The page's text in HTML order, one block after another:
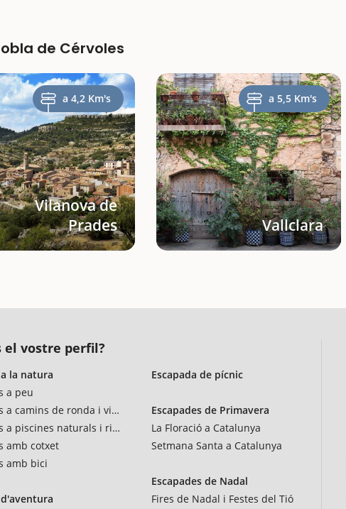
de Cérvoles
a 4,2 Km's
Vilanova de
Prades
a 5,5 Km's
Vallclara
el vostre perfil?
la natura
a peu
a camins de ronda i vies verdes
a piscines naturals i rius
amb cotxet
amb bici
d'aventura
Escapada de pícnic
Escapades de Primavera
La Floració a Catalunya
Setmana Santa a Catalunya
Escapades de Nadal
Fires de Nadal i Festes del Tió